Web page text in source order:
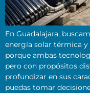
En Guadalajara,
energía solar térmica
porque ambas
pero con propósitos
profundizar en sus
puedas tomar